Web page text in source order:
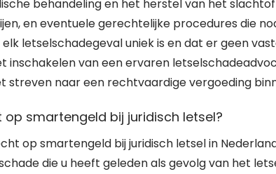
behandeling en het herstel van het
en eventuele gerechtelijke procedures die
letselschadegeval uniek is en dat er geen
inschakelen van een ervaren
streven naar een rechtvaardige vergoeding
op smartengeld bij juridisch letsel?
op smartengeld bij juridisch letsel in
die u heeft geleden als gevolg van het